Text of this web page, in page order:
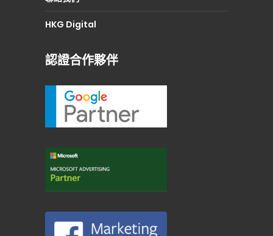
HKG Digital
認證合作夥伴